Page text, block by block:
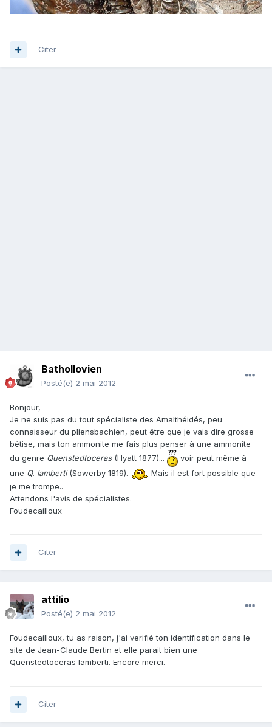
Citer
Bathollovien
Posté(e) 2 mai 2012
Bonjour,
Je ne suis pas du tout spécialiste des Amalthéidés, peu
connaisseur du pliensbachien, peut être que je vais dire grosse
bétise, mais ton ammonite me fais plus penser à une ammonite
du genre Quenstedtoceras (Hyatt 1877)...
voir peut même à
une Q. lamberti(Sowerby 1819).
Mais il est fort possible que
je me trompe..
Attendons l'avis de spécialistes.
Foudecailloux
Citer
attilio
Posté(e) 2 mai 2012
Foudecailloux, tu as raison, j'ai verifié ton identification dans le
site de Jean-Claude Bertin et elle parait bien une
Quenstedtoceras lamberti. Encore merci.
Citer